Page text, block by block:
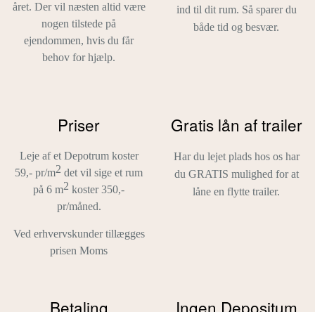
året. Der vil næsten altid være
nogen tilstede på
ejendommen, hvis du får
behov for hjælp.
ind til dit rum. Så sparer du
både tid og besvær.
Priser
Leje af et Depotrum koster
59,- pr/m2 det vil sige et rum
på 6 m2 koster 350,-
pr/måned.
Ved erhvervskunder tillægges
prisen Moms
Gratis lån af trailer
Har du lejet plads hos os har
du GRATIS mulighed for at
låne en flytte trailer.
Betaling Ingen Depositum